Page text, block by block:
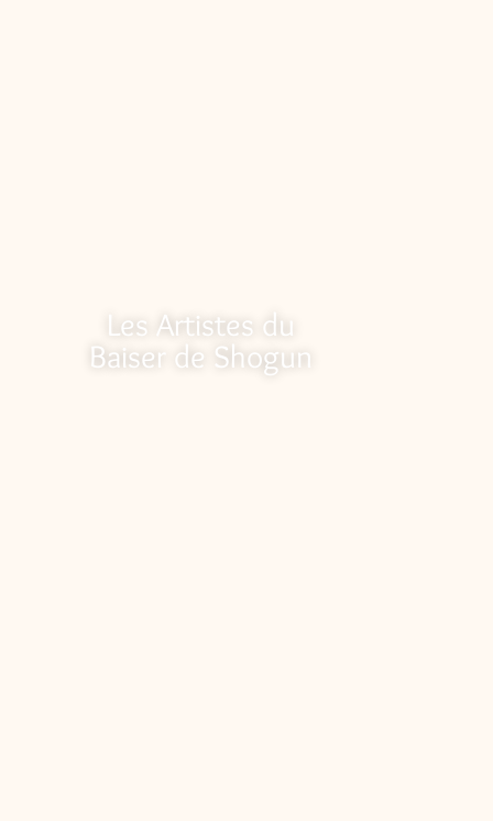
Les Artistes du
Baiser de Shogun